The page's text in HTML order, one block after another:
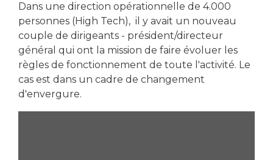
Dans une direction opérationnelle de 4.000
personnes (High Tech), il y avait un nouveau
couple de dirigeants - président/directeur
général qui ont la mission de faire évoluer les
règles de fonctionnement de toute l'activité. Le
cas est dans un cadre de changement
d'envergure.